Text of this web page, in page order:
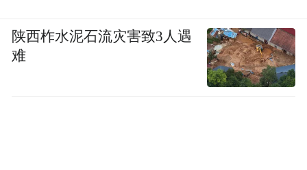
陕西柞水泥石流灾害致3人遇
难